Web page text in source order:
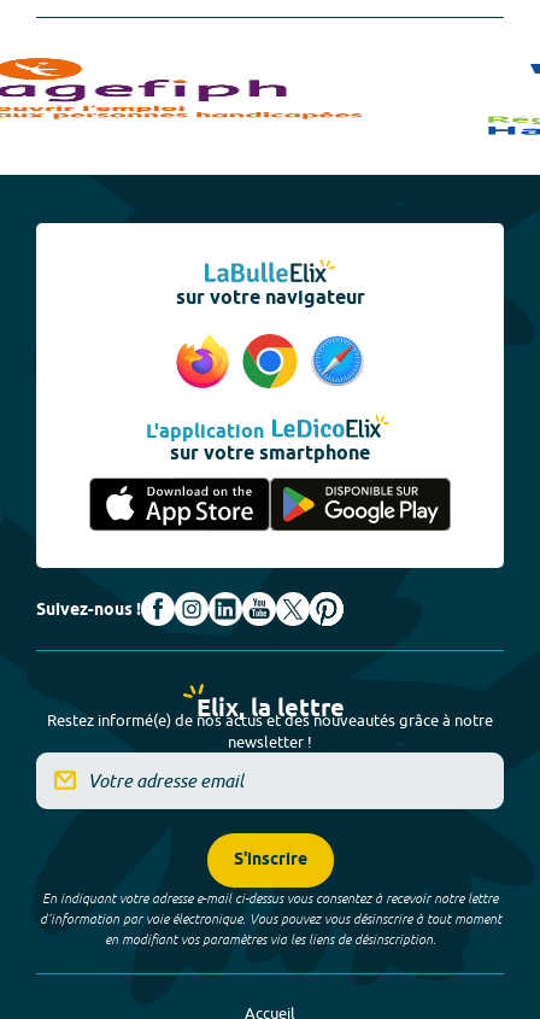
sur votre navigateur
L'application
sur votre smartphone
Suivez-nous !
Elix, la lettre
Restez informé(e) de nos actus et des nouveautés grâce à notre
newsletter !
S'inscrire
En indiquant votre adresse e-mail ci-dessus vous consentez à recevoir notre lettre
d’information par voie électronique. Vous pouvez vous désinscrire à tout moment
en modifiant vos paramètres via les liens de désinscription.
Accueil